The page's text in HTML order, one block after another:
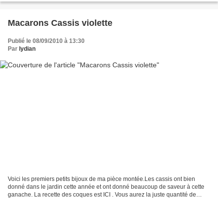
Macarons Cassis violette
Publié le 08/09/2010 à 13:30
Par lydian
Voici les premiers petits bijoux de ma pièce montée.Les cassis ont bien
donné dans le jardin cette année et ont donné beaucoup de saveur à cette
ganache. La recette des coques est ICI . Vous aurez la juste quantité de